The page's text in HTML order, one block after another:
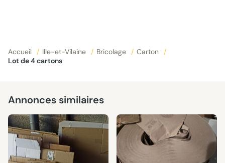
Accueil / Ille-et-Vilaine / Bricolage / Carton
/
Lot de 4 cartons
Annonces similaires